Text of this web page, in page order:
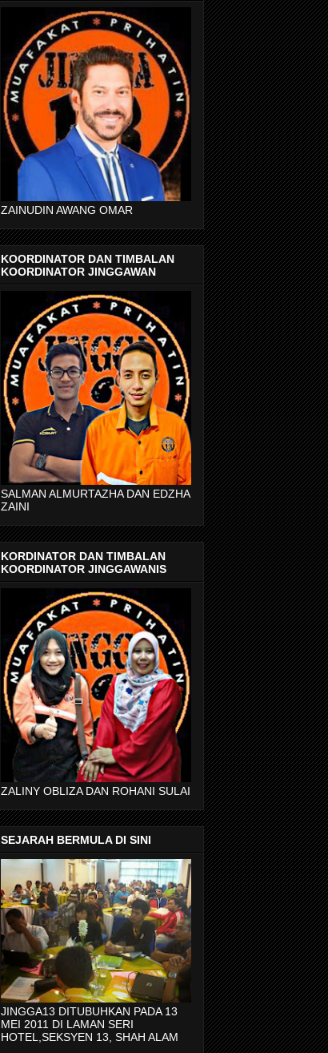
ZAINUDIN AWANG OMAR
KOORDINATOR DAN TIMBALAN
KOORDINATOR JINGGAWAN
SALMAN ALMURTAZHA DAN EDZHA
ZAINI
KORDINATOR DAN TIMBALAN
KOORDINATOR JINGGAWANIS
ZALINY OBLIZA DAN ROHANI SULAI
SEJARAH BERMULA DI SINI
JINGGA13 DITUBUHKAN PADA 13
MEI 2011 DI LAMAN SERI
HOTEL,SEKSYEN 13, SHAH ALAM